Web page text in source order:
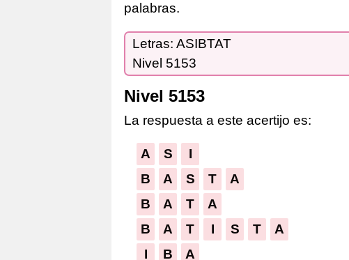
palabras.
Letras: ASIBTAT
Nivel 5153
Nivel 5153
La respuesta a este acertijo es:
A S
I
B
A S T
A
B
A T
A
B
A T I S T
A
I
B
A